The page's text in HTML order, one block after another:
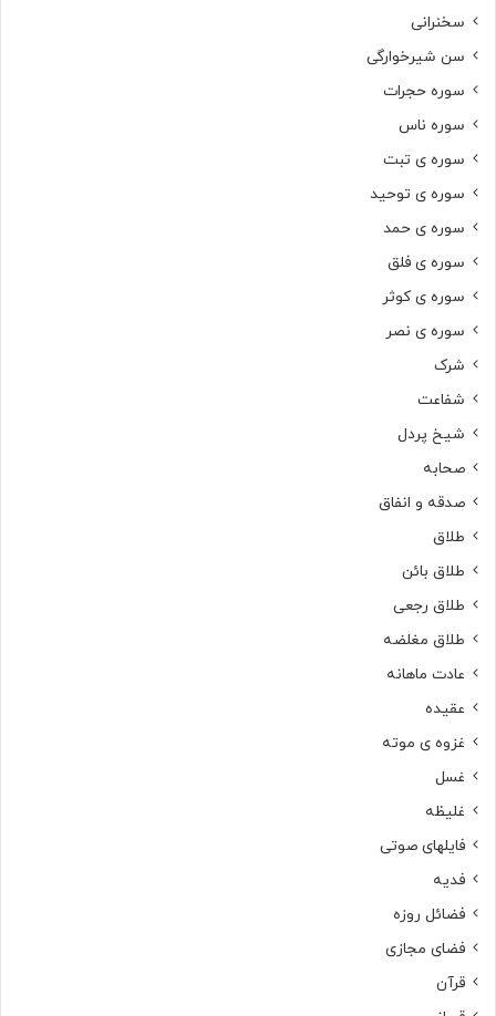
سخنرانی
سن شیرخوارگی
سوره حجرات
سوره ناس
سوره ی تبت
سوره ی توحید
سوره ی حمد
سوره ی فلق
سوره ی کوثر
سوره ی نصر
شرک
شفاعت
شیخ پردل
صحابه
صدقه و انفاق
طلاق
طلاق بائن
طلاق رجعی
طلاق مغلضه
عادت ماهانه
عقیده
غزوه ی موته
غسل
غلیظه
فایلهای صوتی
فدیه
فضائل روزه
فضای مجازی
قرآن